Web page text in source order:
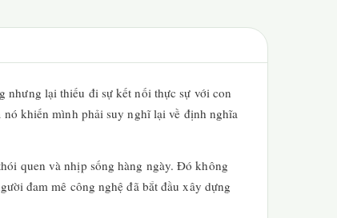
nhưng lại thiếu đi sự kết nối thực sự với con
khiến mình phải suy nghĩ lại về định nghĩa
quen và nhịp sống hàng ngày. Đó không
đam mê công nghệ đã bắt đầu xây dựng